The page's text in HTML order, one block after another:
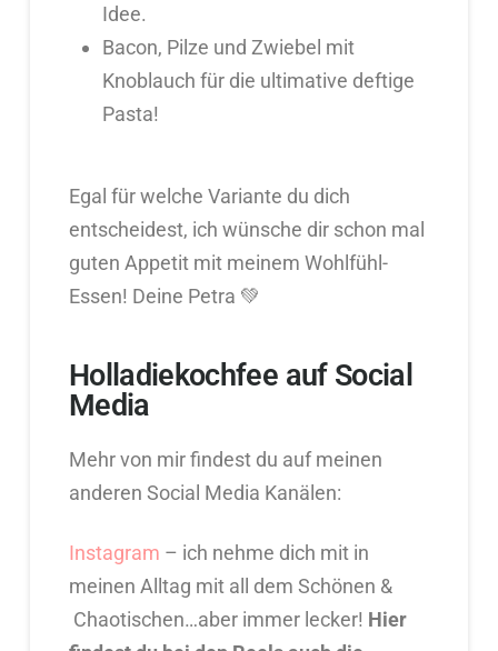
Idee.
Bacon, Pilze und Zwiebel mit
Knoblauch für die ultimative deftige
Pasta!
Egal für welche Variante du dich
entscheidest, ich wünsche dir schon mal
guten Appetit mit meinem Wohlfühl-
Essen! Deine Petra 💚
Holladiekochfee auf Social
Media
Mehr von mir findest du auf meinen
anderen Social Media Kanälen:
Instagram – ich nehme dich mit in
meinen Alltag mit all dem Schönen &
Chaotischen…aber immer lecker! Hier